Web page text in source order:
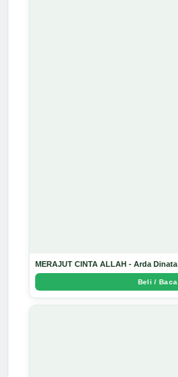
MERAJUT CINTA ALLAH - Arda Dinata
Beli / Baca